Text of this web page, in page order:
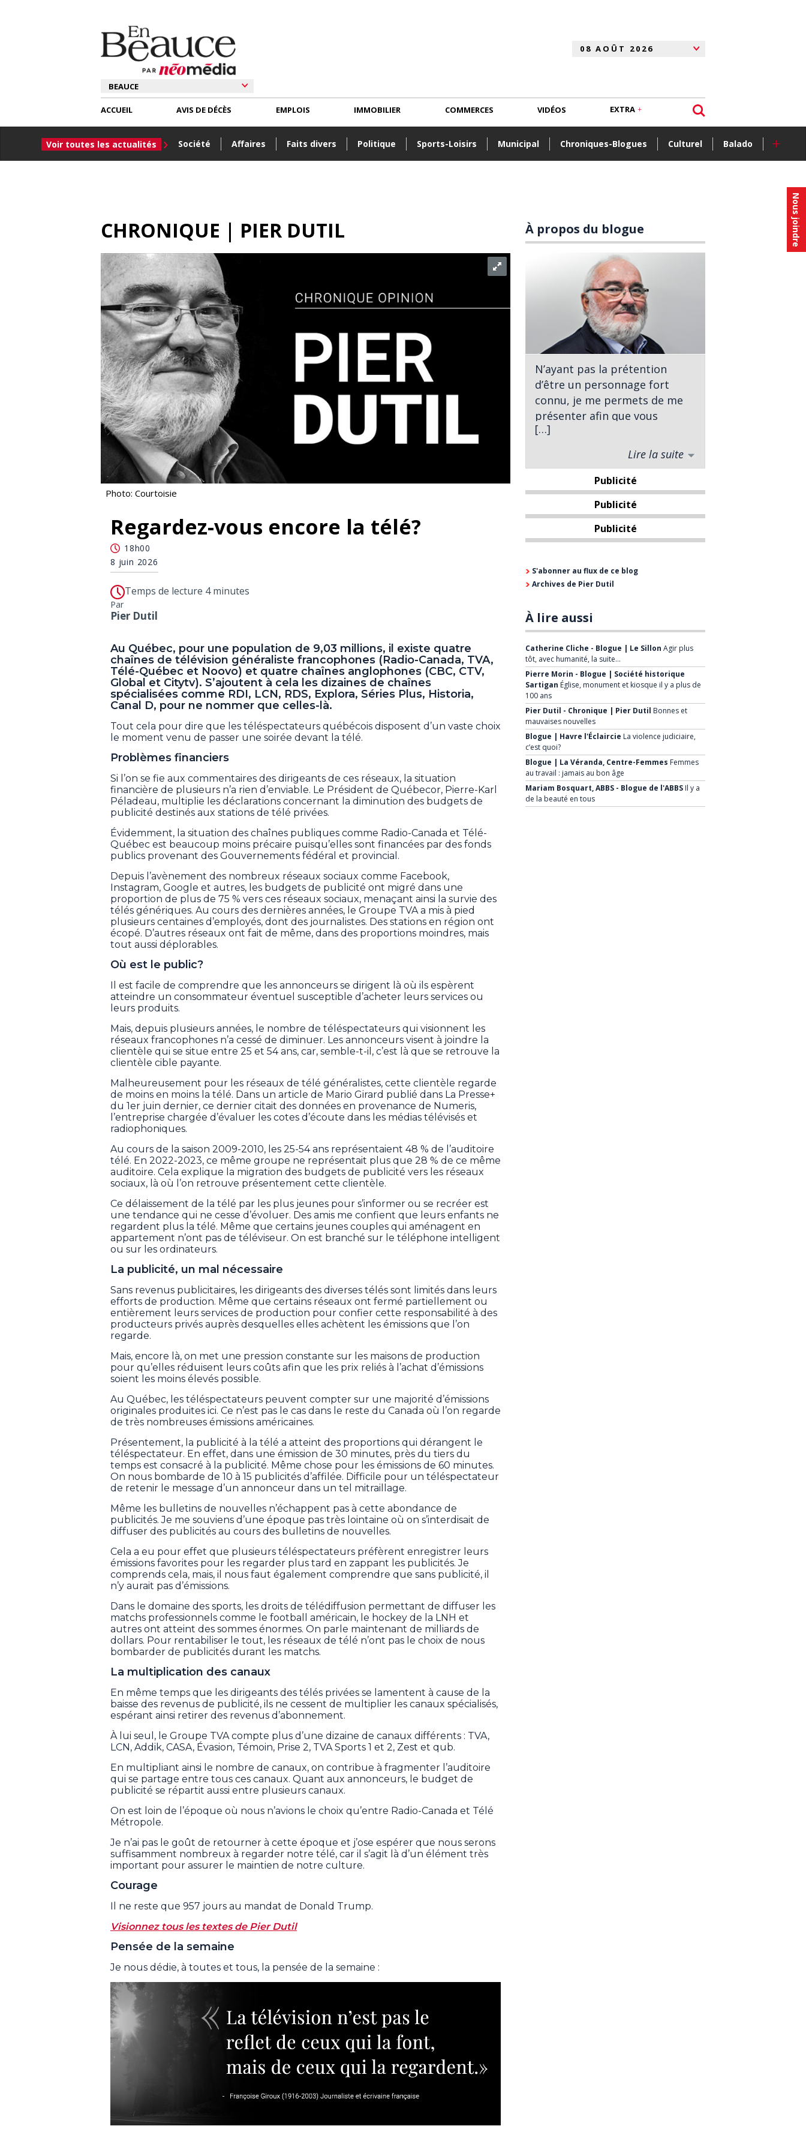
Nous joindre
ACCUEIL
Voir toutes les actualités Société Affaires Faits divers Politique Sports-Loisirs Municipal Chroniques-Blogues Culturel Balado +
AVIS DE DÉCÈS EMPLOIS IMMOBILIER COMMERCES VIDÉOS EXTRA
CHRONIQUE | PIER DUTIL
Photo: Courtoisie
Regardez-vous encore la télé?
18h00
8 juin 2026
Temps de lecture 4 minutes
Par
Pier Dutil
Au Québec, pour une population de 9,03 millions, il existe quatre
chaînes de télévision généraliste francophones (Radio-Canada, TVA,
Télé-Québec et Noovo) et quatre chaînes anglophones (CBC, CTV,
Global et Citytv). S’ajoutent à cela les dizaines de chaînes
spécialisées comme RDI, LCN, RDS, Explora, Séries Plus, Historia,
Canal D, pour ne nommer que celles-là.
Tout cela pour dire que les téléspectateurs québécois disposent d’un vaste choix
le moment venu de passer une soirée devant la télé.
Problèmes financiers
Si l’on se fie aux commentaires des dirigeants de ces réseaux, la situation
financière de plusieurs n’a rien d’enviable. Le Président de Québecor, Pierre-Karl
Péladeau, multiplie les déclarations concernant la diminution des budgets de
publicité destinés aux stations de télé privées.
Évidemment, la situation des chaînes publiques comme Radio-Canada et Télé-
Québec est beaucoup moins précaire puisqu’elles sont financées par des fonds
publics provenant des Gouvernements fédéral et provincial.
Depuis l’avènement des nombreux réseaux sociaux comme Facebook,
Instagram, Google et autres, les budgets de publicité ont migré dans une
proportion de plus de 75 % vers ces réseaux sociaux, menaçant ainsi la survie des
télés génériques. Au cours des dernières années, le Groupe TVA a mis à pied
plusieurs centaines d’employés, dont des journalistes. Des stations en région ont
écopé. D’autres réseaux ont fait de même, dans des proportions moindres, mais
tout aussi déplorables.
Où est le public?
Il est facile de comprendre que les annonceurs se dirigent là où ils espèrent
atteindre un consommateur éventuel susceptible d’acheter leurs services ou
leurs produits.
Mais, depuis plusieurs années, le nombre de téléspectateurs qui visionnent les
réseaux francophones n’a cessé de diminuer. Les annonceurs visent à joindre la
clientèle qui se situe entre 25 et 54 ans, car, semble-t-il, c’est là que se retrouve la
clientèle cible payante.
Malheureusement pour les réseaux de télé généralistes, cette clientèle regarde
de moins en moins la télé. Dans un article de Mario Girard publié dans La Presse+
du 1er juin dernier, ce dernier citait des données en provenance de Numeris,
l’entreprise chargée d’évaluer les cotes d’écoute dans les médias télévisés et
radiophoniques.
Au cours de la saison 2009-2010, les 25-54 ans représentaient 48 % de l’auditoire
télé. En 2022-2023, ce même groupe ne représentait plus que 28 % de ce même
auditoire. Cela explique la migration des budgets de publicité vers les réseaux
sociaux, là où l’on retrouve présentement cette clientèle.
Ce délaissement de la télé par les plus jeunes pour s’informer ou se recréer est
une tendance qui ne cesse d’évoluer. Des amis me confient que leurs enfants ne
regardent plus la télé. Même que certains jeunes couples qui aménagent en
appartement n’ont pas de téléviseur. On est branché sur le téléphone intelligent
ou sur les ordinateurs.
La publicité, un mal nécessaire
Sans revenus publicitaires, les dirigeants des diverses télés sont limités dans leurs
efforts de production. Même que certains réseaux ont fermé partiellement ou
entièrement leurs services de production pour confier cette responsabilité à des
producteurs privés auprès desquelles elles achètent les émissions que l’on
regarde.
Mais, encore là, on met une pression constante sur les maisons de production
pour qu’elles réduisent leurs coûts afin que les prix reliés à l’achat d’émissions
soient les moins élevés possible.
Au Québec, les téléspectateurs peuvent compter sur une majorité d’émissions
originales produites ici. Ce n’est pas le cas dans le reste du Canada où l’on regarde
de très nombreuses émissions américaines.
Présentement, la publicité à la télé a atteint des proportions qui dérangent le
téléspectateur. En effet, dans une émission de 30 minutes, près du tiers du
temps est consacré à la publicité. Même chose pour les émissions de 60 minutes.
On nous bombarde de 10 à 15 publicités d’affilée. Difficile pour un téléspectateur
de retenir le message d’un annonceur dans un tel mitraillage.
Même les bulletins de nouvelles n’échappent pas à cette abondance de
publicités. Je me souviens d’une époque pas très lointaine où on s’interdisait de
diffuser des publicités au cours des bulletins de nouvelles.
Cela a eu pour effet que plusieurs téléspectateurs préfèrent enregistrer leurs
émissions favorites pour les regarder plus tard en zappant les publicités. Je
comprends cela, mais, il nous faut également comprendre que sans publicité, il
n’y aurait pas d’émissions.
Dans le domaine des sports, les droits de télédiffusion permettant de diffuser les
matchs professionnels comme le football américain, le hockey de la LNH et
autres ont atteint des sommes énormes. On parle maintenant de milliards de
dollars. Pour rentabiliser le tout, les réseaux de télé n’ont pas le choix de nous
bombarder de publicités durant les matchs.
La multiplication des canaux
En même temps que les dirigeants des télés privées se lamentent à cause de la
baisse des revenus de publicité, ils ne cessent de multiplier les canaux spécialisés,
espérant ainsi retirer des revenus d’abonnement.
À lui seul, le Groupe TVA compte plus d’une dizaine de canaux différents : TVA,
LCN, Addik, CASA, Évasion, Témoin, Prise 2, TVA Sports 1 et 2, Zest et qub.
En multipliant ainsi le nombre de canaux, on contribue à fragmenter l’auditoire
qui se partage entre tous ces canaux. Quant aux annonceurs, le budget de
publicité se répartit aussi entre plusieurs canaux.
On est loin de l’époque où nous n’avions le choix qu’entre Radio-Canada et Télé
Métropole.
Je n’ai pas le goût de retourner à cette époque et j’ose espérer que nous serons
suffisamment nombreux à regarder notre télé, car il s’agit là d’un élément très
important pour assurer le maintien de notre culture.
Courage
Il ne reste que 957 jours au mandat de Donald Trump.
Visionnez tous les textes de Pier Dutil
Pensée de la semaine
Je nous dédie, à toutes et tous, la pensée de la semaine :
À propos du blogue
N’ayant pas la prétention
d’être un personnage fort
connu, je me permets de me
présenter afin que vous
sachiez à qui vous avez affaire.
Né à St-Georges, j’ai complété
des études universitaires en
sciences politiques à
l’Université Laval. À titre
d’analyste politique j’ai
entrepris ma carrière
journaliste et rédacteur-en-
chef de divers hebdomadaires,
également collaboré à
plusieurs reprises à la radio et
à la télévision de Radio-
Canada.
Après six ans, j’ai quitté le
journalisme pour me joindre
au Groupe Canam Manac où
j’ai rempli diverses fonctions
durant 22 ans. J’ai aussi
brièvement occupé des
fonctions chez Québécor et j’ai
été associé chez
Communication Soleil, une
[…]
Lire la suite
Publicité
Publicité
Publicité
S'abonner au flux de ce blog
Archives de Pier Dutil
À lire aussi
Catherine Cliche - Blogue | Le Sillon Agir plus
tôt, avec humanité, la suite…
Pierre Morin - Blogue | Société historique
Sartigan Église, monument et kiosque il y a plus de
100 ans
Pier Dutil - Chronique | Pier Dutil Bonnes et
mauvaises nouvelles
Blogue | Havre l'Éclaircie La violence judiciaire,
c’est quoi?
Blogue | La Véranda, Centre-Femmes Femmes
au travail : jamais au bon âge
Mariam Bosquart, ABBS - Blogue de l'ABBS Il y a
de la beauté en tous